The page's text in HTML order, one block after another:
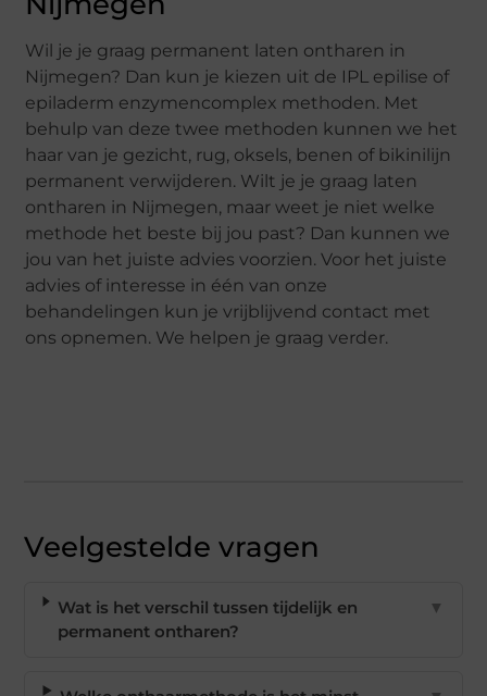
Wil je je graag permanent laten ontharen in
Nijmegen? Dan kun je kiezen uit de IPL epilise of
epiladerm enzymencomplex methoden. Met
behulp van deze twee methoden kunnen we het
haar van je gezicht, rug, oksels, benen of bikinilijn
permanent verwijderen. Wilt je je graag laten
ontharen in Nijmegen, maar weet je niet welke
methode het beste bij jou past? Dan kunnen we
jou van het juiste advies voorzien. Voor het juiste
advies of interesse in één van onze
behandelingen kun je vrijblijvend contact met
ons opnemen. We helpen je graag verder.
Veelgestelde vragen
Wat is het verschil tussen tijdelijk en
permanent ontharen?
▼